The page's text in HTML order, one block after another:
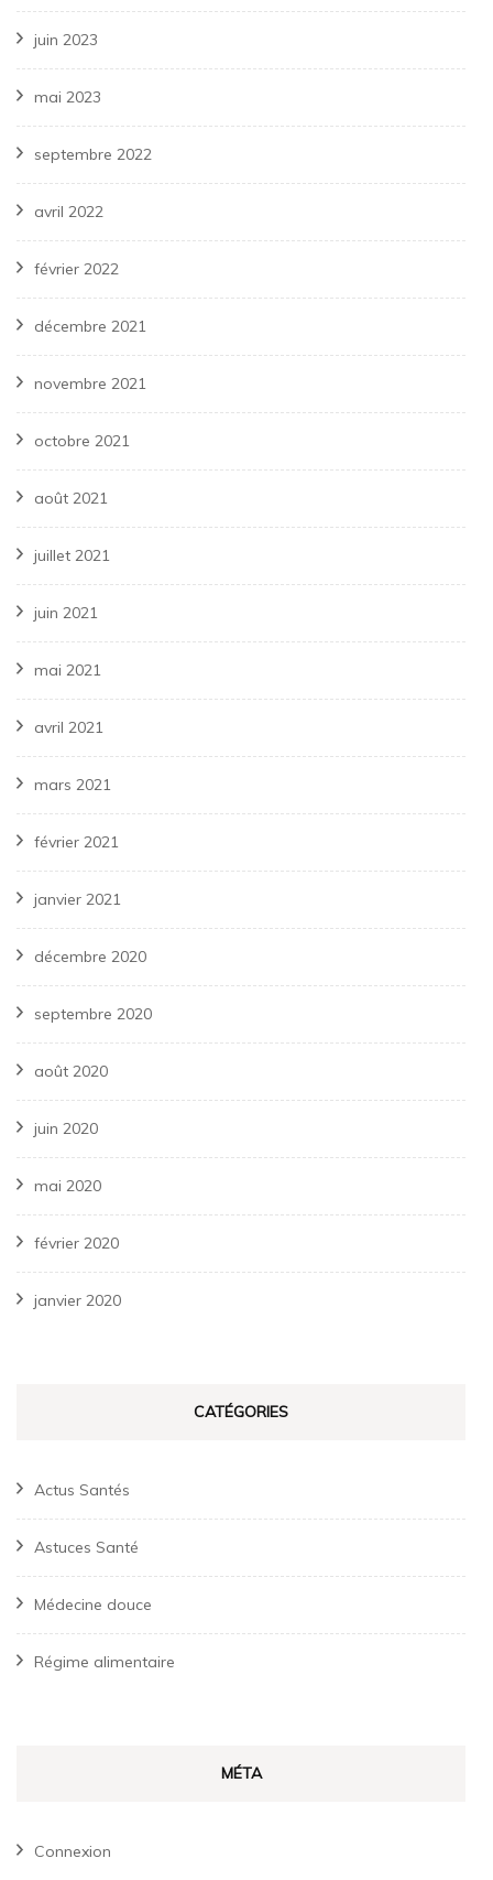
juin 2023
mai 2023
septembre 2022
avril 2022
février 2022
décembre 2021
novembre 2021
octobre 2021
août 2021
juillet 2021
juin 2021
mai 2021
avril 2021
mars 2021
février 2021
janvier 2021
décembre 2020
septembre 2020
août 2020
juin 2020
mai 2020
février 2020
janvier 2020
CATÉGORIES
Actus Santés
Astuces Santé
Médecine douce
Régime alimentaire
MÉTA
Connexion